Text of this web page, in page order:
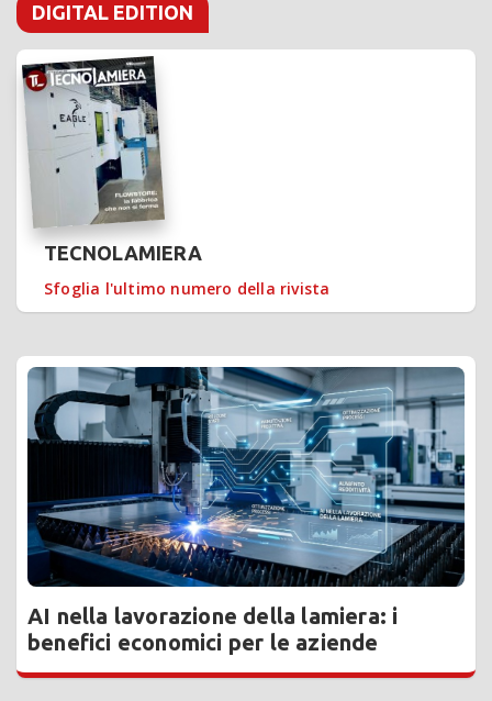
DIGITAL EDITION
TECNOLAMIERA
Sfoglia l'ultimo numero della rivista
AI nella lavorazione della lamiera: i
benefici economici per le aziende